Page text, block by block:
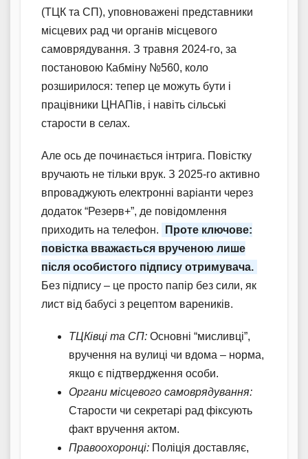
(ТЦК та СП), уповноважені представники
місцевих рад чи органів місцевого
самоврядування. З травня 2024-го, за
постановою Кабміну №560, коло
розширилося: тепер це можуть бути і
працівники ЦНАПів, і навіть сільські
старости в селах.
Але ось де починається інтрига. Повістку
вручають не тільки врук. З 2025-го активно
впроваджують електронні варіанти через
додаток “Резерв+”, де повідомлення
приходить на телефон.
Проте ключове:
повістка вважається врученою лише
після особистого підпису отримувача.
Без підпису – це просто папір без сили, як
лист від бабусі з рецептом вареників.
ТЦКівці та СП: Основні “мисливці”,
вручення на вулиці чи вдома – норма,
якщо є підтвердження особи.
Органи місцевого самоврядування:
Старости чи секретарі рад фіксують
факт вручення актом.
Правоохоронці: Поліція доставляє,